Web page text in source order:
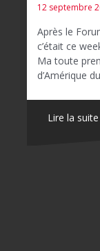
12 septembre
Après le
c’était ce
Ma toute
d’Amérique
Lire la